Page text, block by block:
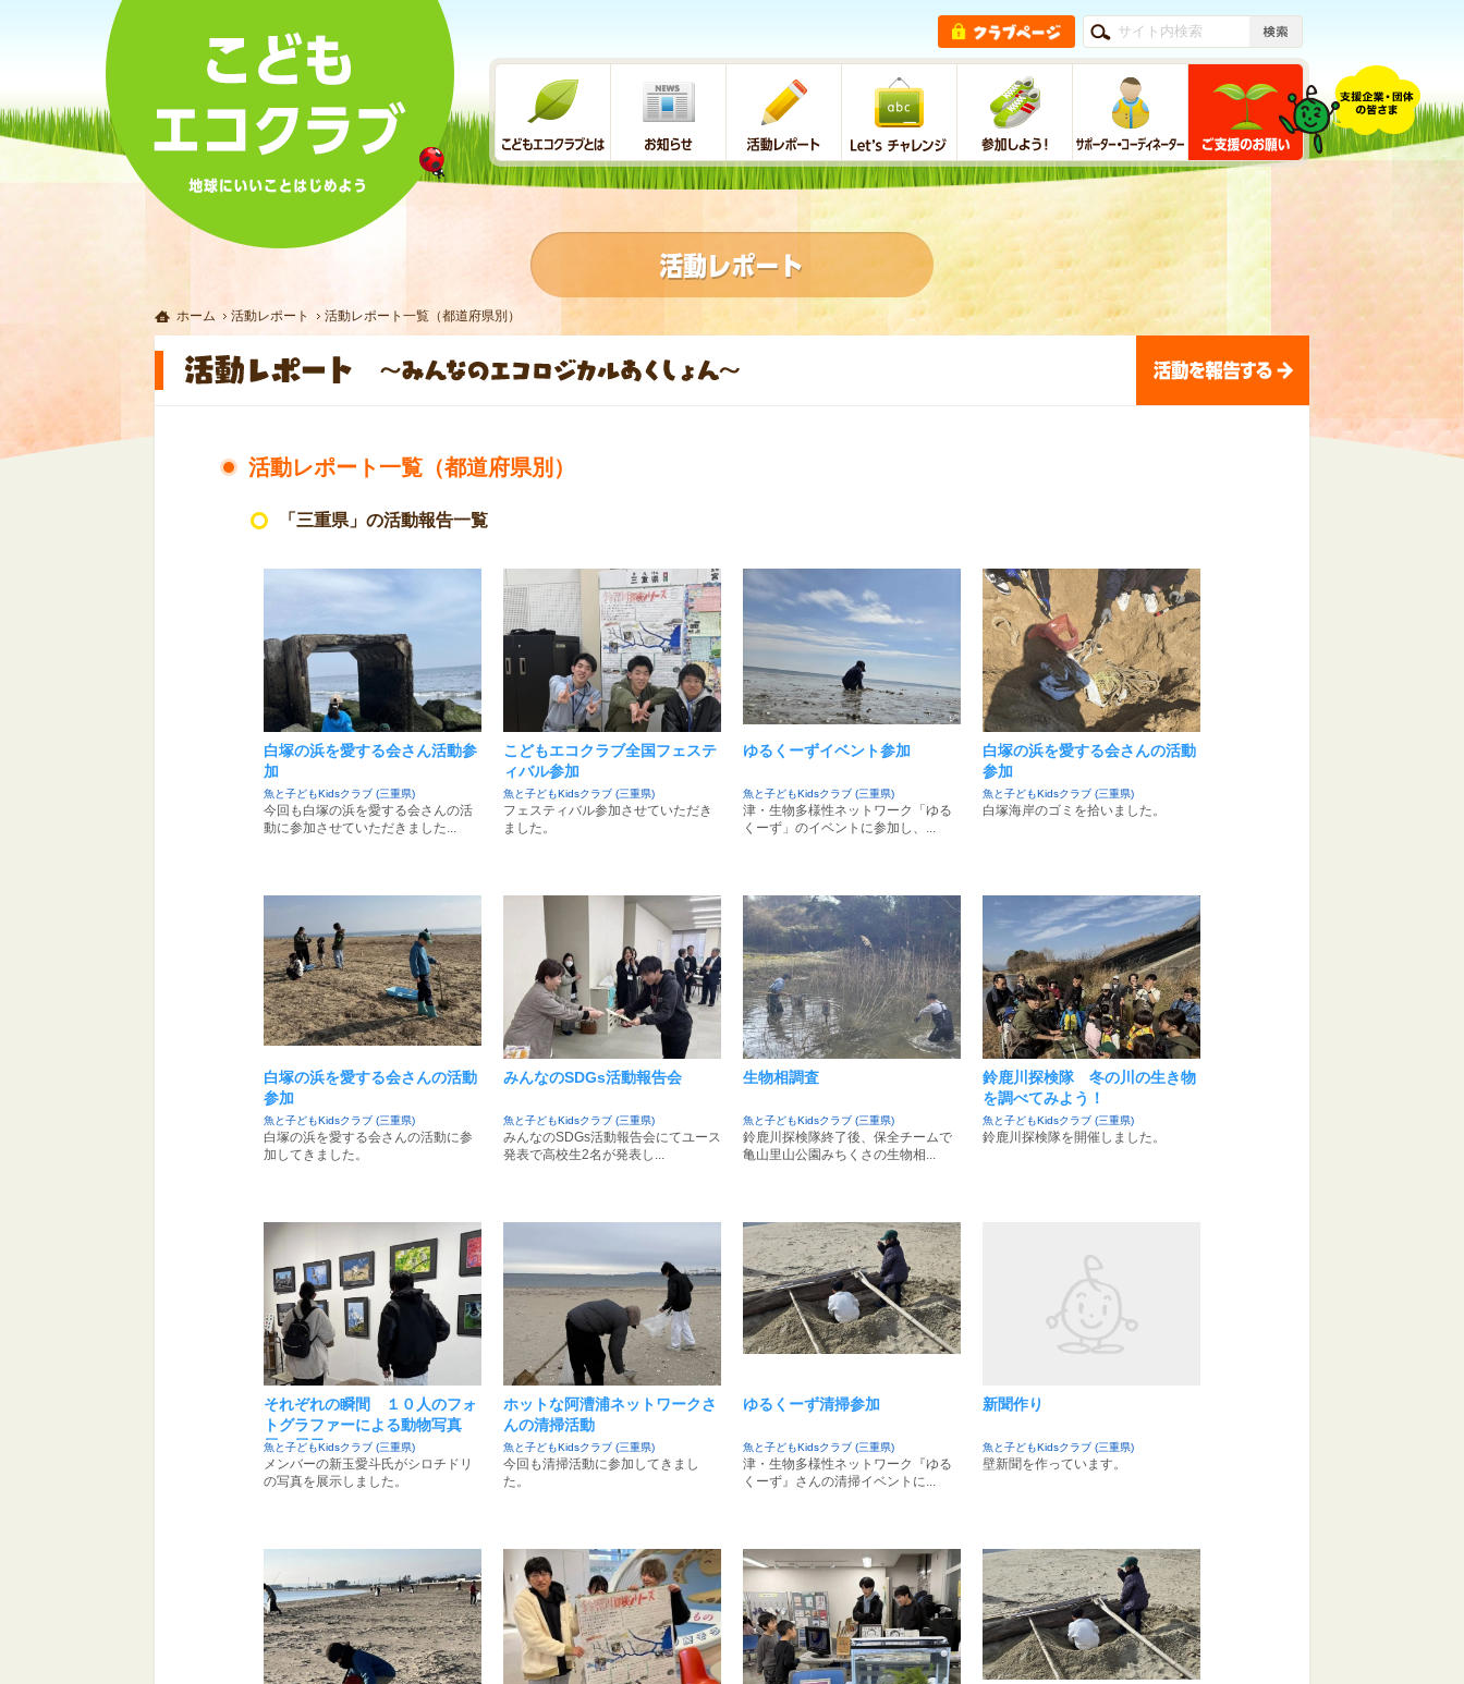
ホーム 活動レポート 活動レポート一覧（都道府県別）
活動レポート一覧（都道府県別）
「三重県」の活動報告一覧
白塚の浜を愛する会さん活動参
加
魚と子どもKidsクラブ (三重県)
今回も白塚の浜を愛する会さんの活
動に参加させていただきました...
こどもエコクラブ全国フェステ
ィバル参加
魚と子どもKidsクラブ (三重県)
フェスティバル参加させていただき
ました。
ゆるくーずイベント参加
魚と子どもKidsクラブ (三重県)
津・生物多様性ネットワーク「ゆる
くーず」のイベントに参加し、...
白塚の浜を愛する会さんの活動
参加
魚と子どもKidsクラブ (三重県)
白塚海岸のゴミを拾いました。
白塚の浜を愛する会さんの活動
参加
魚と子どもKidsクラブ (三重県)
白塚の浜を愛する会さんの活動に参
加してきました。
みんなのSDGs活動報告会
魚と子どもKidsクラブ (三重県)
みんなのSDGs活動報告会にてユース
発表で高校生2名が発表し...
生物相調査
魚と子どもKidsクラブ (三重県)
鈴鹿川探検隊終了後、保全チームで
亀山里山公園みちくさの生物相...
鈴鹿川探検隊 冬の川の生き物
を調べてみよう！
魚と子どもKidsクラブ (三重県)
鈴鹿川探検隊を開催しました。
それぞれの瞬間 １０人のフォ
トグラファーによる動物写真
展 展示
魚と子どもKidsクラブ (三重県)
メンバーの新玉愛斗氏がシロチドリ
の写真を展示しました。
ホットな阿漕浦ネットワークさ
んの清掃活動
魚と子どもKidsクラブ (三重県)
今回も清掃活動に参加してきまし
た。
ゆるくーず清掃参加
魚と子どもKidsクラブ (三重県)
津・生物多様性ネットワーク『ゆる
くーず』さんの清掃イベントに...
新聞作り
魚と子どもKidsクラブ (三重県)
壁新聞を作っています。